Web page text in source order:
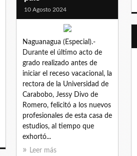
10 Agosto 2024
Naguanagua (Especial).-
Durante el último acto de
grado realizado antes de
iniciar el receso vacacional, la
rectora de la Universidad de
Carabobo, Jessy Divo de
Romero, felicitó a los nuevos
profesionales de esta casa de
estudios, al tiempo que
exhortó...
Leer más